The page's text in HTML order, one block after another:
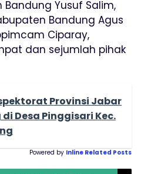
Yusuf Salim,
Bandung Agus
Ciparay,
dan sejumlah pihak
Provinsi Jabar
Desa Pinggisari Kec.
Powered by Inline Related Posts